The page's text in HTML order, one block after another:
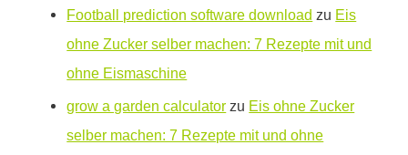
Football prediction software download zu Eis
ohne Zucker selber machen: 7 Rezepte mit und
ohne Eismaschine
grow a garden calculator zu Eis ohne Zucker
selber machen: 7 Rezepte mit und ohne